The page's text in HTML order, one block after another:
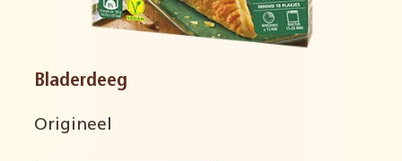
Bladerdeeg
Origineel